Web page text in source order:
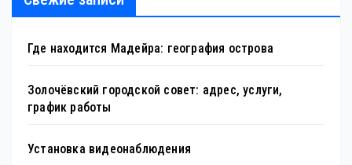
Где находится Мадейра: география острова
Золочёвский городской совет: адрес, услуги,
график работы
Установка видеонаблюдения